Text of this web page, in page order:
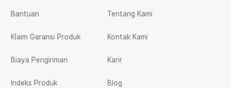
Bantuan
Klaim Garansi Produk
Biaya Pengiriman
Indeks Produk
Tentang Kami
Kontak Kami
Karir
Blog